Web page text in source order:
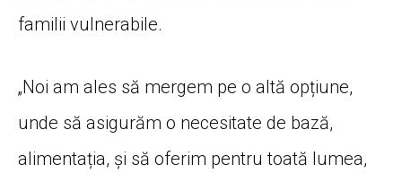
familii vulnerabile.
„Noi am ales să mergem pe o altă opțiune,
unde să asigurăm o necesitate de bază,
alimentația, și să oferim pentru toată lumea,